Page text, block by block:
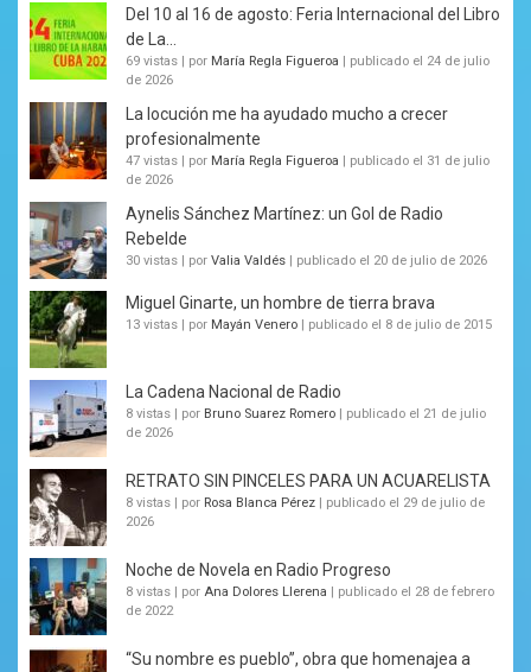
Del 10 al 16 de agosto: Feria Internacional del Libro
de La...
69 vistas por María Regla Figueroa
publicado el 24 de julio
de 2026
La locución me ha ayudado mucho a crecer
profesionalmente
47 vistas por María Regla Figueroa
publicado el 31 de julio
de 2026
Aynelis Sánchez Martínez: un Gol de Radio
Rebelde
30 vistas por Valia Valdés publicado el 20 de julio de 2026
Miguel Ginarte, un hombre de tierra brava
13 vistas por Mayán Venero publicado el 8 de julio de 2015
La Cadena Nacional de Radio
8 vistas por Bruno Suarez Romero
publicado el 21 de julio
de 2026
RETRATO SIN PINCELES PARA UN ACUARELISTA
8 vistas por Rosa Blanca Pérez
publicado el 29 de julio de
2026
Noche de Novela en Radio Progreso
8 vistas por Ana Dolores Llerena
publicado el 28 de febrero
de 2022
“Su nombre es pueblo”, obra que homenajea a